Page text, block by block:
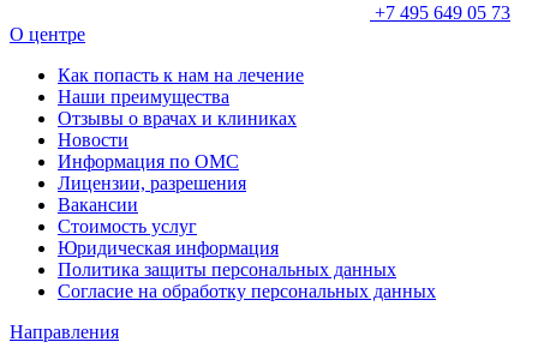
+7 495 649 05 73
О центре
Как попасть к нам на лечение
Наши преимущества
Отзывы о врачах и клиниках
Новости
Информация по ОМС
Лицензии, разрешения
Вакансии
Стоимость услуг
Юридическая информация
Политика защиты персональных данных
Согласие на обработку персональных данных
Направления